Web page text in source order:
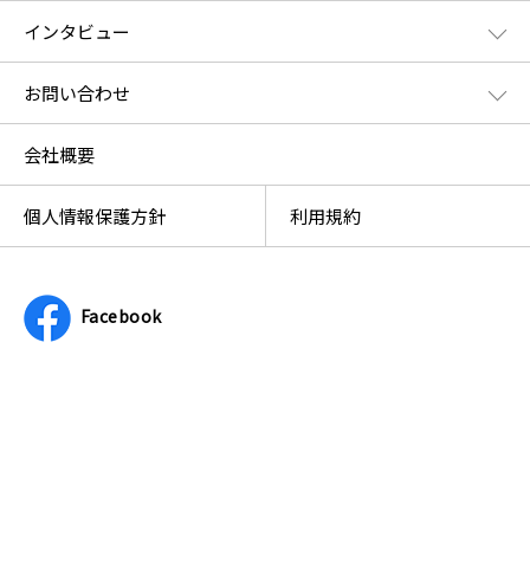
インタビュー
お問い合わせ
会社概要
個人情報保護方針 利用規約
Facebook